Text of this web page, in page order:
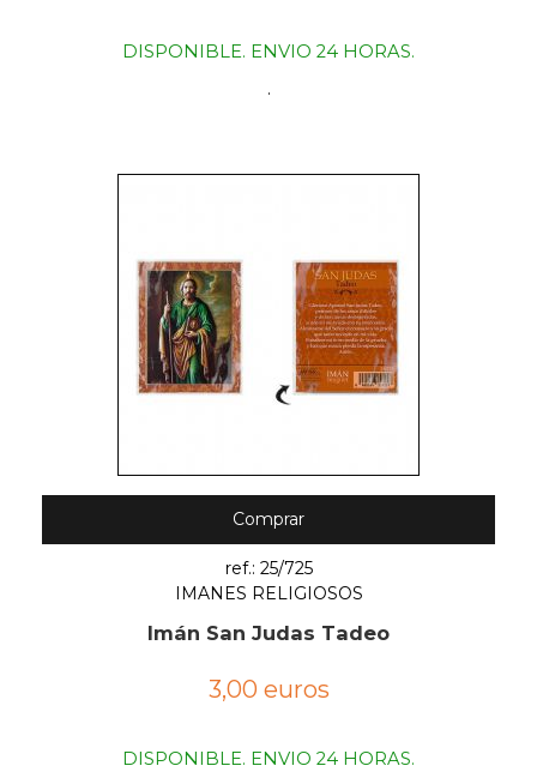
DISPONIBLE. ENVIO 24 HORAS.
.
Comprar
ref.: 25/725
IMANES RELIGIOSOS
Imán San Judas Tadeo
3,00 euros
DISPONIBLE. ENVIO 24 HORAS.